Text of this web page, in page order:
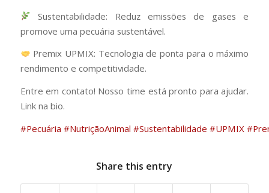
Sustentabilidade: Reduz emissões de gases e
promove uma pecuária sustentável.
Premix UPMIX: Tecnologia de ponta para o máximo
rendimento e competitividade.
Entre em contato! Nosso time está pronto para ajudar.
Link na bio.
#Pecuária #NutriçãoAnimal #Sustentabilidade #UPMIX
Share this entry